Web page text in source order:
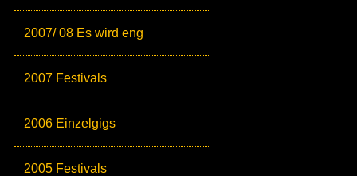
2007/ 08 Es wird eng
2007 Festivals
2006 Einzelgigs
2005 Festivals